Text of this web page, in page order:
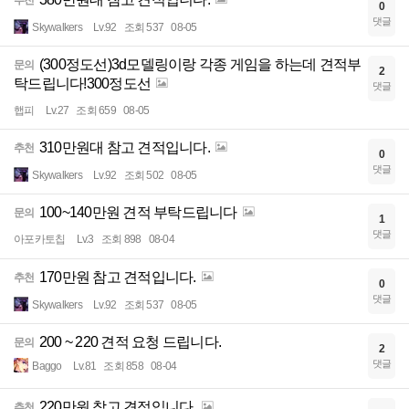
Skywalkers Lv.92 조회 537 08-05
0
댓글
문의
(300정도선)3d모델링이랑 각종 게임을 하는데 견적부
탁드립니다!300정도선
햅피 Lv.27 조회 659 08-05
2
댓글
추천 310만원대 참고 견적입니다.
Skywalkers Lv.92 조회 502 08-05
0
댓글
문의 100~140만원 견적 부탁드립니다
아포카토칩 Lv.3 조회 898 08-04
1
댓글
추천 170만원 참고 견적입니다.
Skywalkers Lv.92 조회 537 08-05
0
댓글
문의 200 ~ 220 견적 요청 드립니다.
Baggo Lv.81 조회 858 08-04
2
댓글